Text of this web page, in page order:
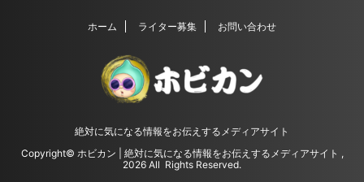
ホーム ライター募集 お問い合わせ
絶対に気になる情報をお伝えするメディアサイト
Copyright© ホビカン | 絶対に気になる情報をお伝えするメディアサイト ,
2026 All Rights Reserved.